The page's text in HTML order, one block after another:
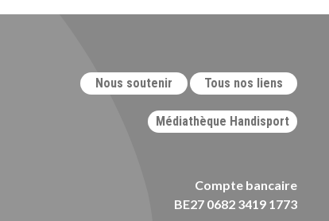
Nous soutenir Tous nos liens
Médiathèque Handisport
Compte bancaire
BE27 0682 3419 1773